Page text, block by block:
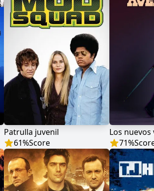
Patrulla juvenil
61%Score
Los
71%